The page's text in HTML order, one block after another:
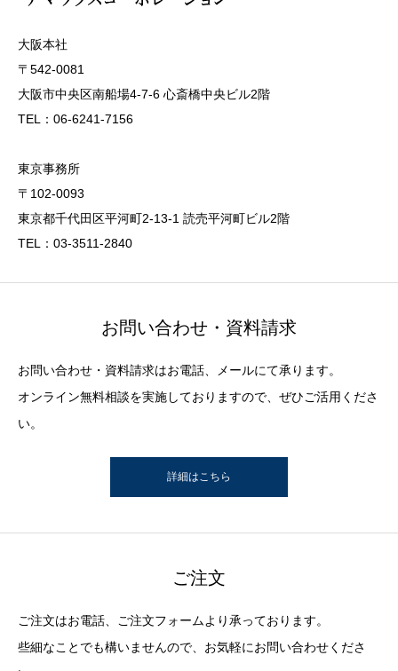
大阪本社
〒542-0081
大阪市中央区南船場4-7-6 心斎橋中央ビル2階
TEL：06-6241-7156
東京事務所
〒102-0093
東京都千代田区平河町2-13-1 読売平河町ビル2階
TEL：03-3511-2840
お問い合わせ・資料請求
お問い合わせ・資料請求はお電話、メールにて承ります。
オンライン無料相談を実施しておりますので、ぜひご活用くださ
い。
詳細はこちら
ご注文
ご注文はお電話、ご注文フォームより承っております。
些細なことでも構いませんので、お気軽にお問い合わせくださ